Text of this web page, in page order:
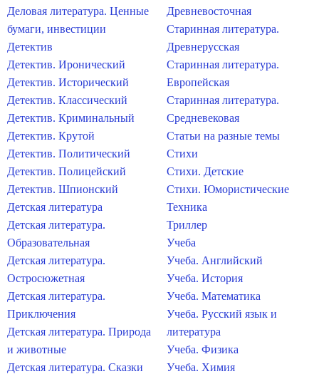
Деловая литература. Ценные
бумаги, инвестиции
Детектив
Детектив. Иронический
Детектив. Исторический
Детектив. Классический
Детектив. Криминальный
Детектив. Крутой
Детектив. Политический
Детектив. Полицейский
Детектив. Шпионский
Детская литература
Детская литература.
Образовательная
Детская литература.
Остросюжетная
Детская литература.
Приключения
Детская литература. Природа
и животные
Детская литература. Сказки
Древневосточная
Старинная литература.
Древнерусская
Старинная литература.
Европейская
Старинная литература.
Средневековая
Статьи на разные темы
Стихи
Стихи. Детские
Стихи. Юмористические
Техника
Триллер
Учеба
Учеба. Английский
Учеба. История
Учеба. Математика
Учеба. Русский язык и
литература
Учеба. Физика
Учеба. Химия